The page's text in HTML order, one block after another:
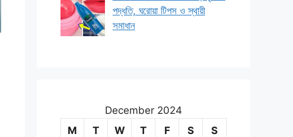
পদ্ধতি, ঘরোয়া টিপস ও স্থায়ী
সমাধান
December 2024
M
T W T F S S